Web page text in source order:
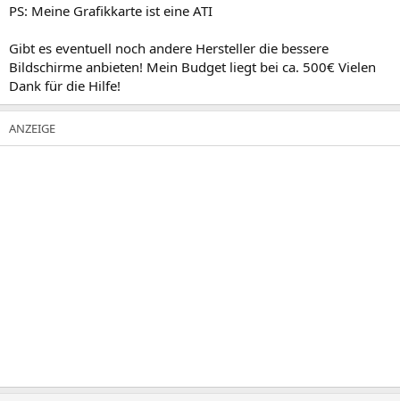
PS: Meine Grafikkarte ist eine ATI
Gibt es eventuell noch andere Hersteller die bessere
Bildschirme anbieten! Mein Budget liegt bei ca. 500€ Vielen
Dank für die Hilfe!